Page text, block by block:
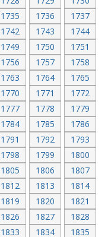
1735 1736
1737
1742 1743
1744
1749 1750
1751
1756 1757
1758
1763 1764
1765
1770 1771
1772
1777 1778
1779
1784 1785
1786
1791 1792
1793
1798 1799
1800
1805 1806
1807
1812 1813
1814
1819 1820
1821
1826 1827
1828
1833 1834
1835